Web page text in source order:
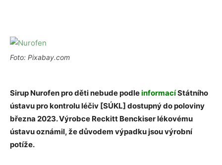
Foto: Pixabay.com
Sirup Nurofen pro děti nebude podleinformacíStátního
ústavu pro kontrolu léčiv [SÚKL] dostupný do poloviny
března 2023. Výrobce Reckitt Benckiser lékovému
ústavu oznámil, že důvodem výpadku jsou výrobní
potíže.